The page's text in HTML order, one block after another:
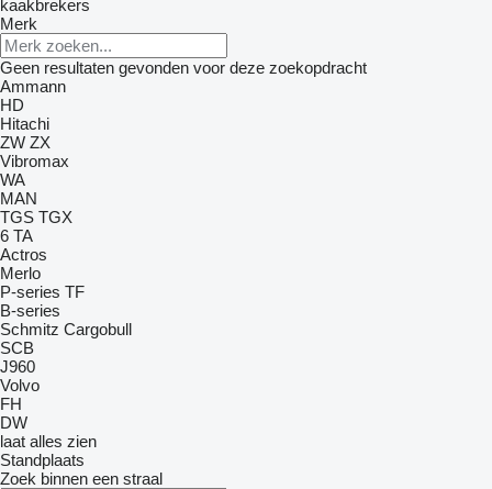
kaakbrekers
Merk
Geen resultaten gevonden voor deze zoekopdracht
Ammann
HD
Hitachi
ZW ZX
Vibromax
WA
MAN
TGS TGX
6 TA
Actros
Merlo
P-series TF
B-series
Schmitz Cargobull
SCB
J960
Volvo
FH
DW
laat alles zien
Standplaats
Zoek binnen een straal